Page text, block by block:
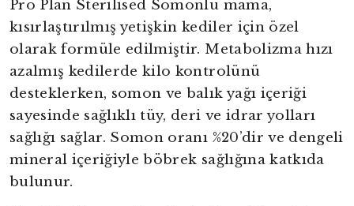
Pro Plan Sterilised Somonlu mama,
kısırlaştırılmış yetişkin kediler için özel
olarak formüle edilmiştir. Metabolizma hızı
azalmış kedilerde kilo kontrolünü
desteklerken, somon ve balık yağı içeriği
sayesinde sağlıklı tüy, deri ve idrar yolları
sağlığı sağlar. Somon oranı %20’dir ve dengeli
mineral içeriğiyle böbrek sağlığına katkıda
bulunur.